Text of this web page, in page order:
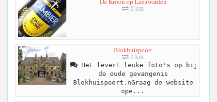
2 km
Blokhuispoort
3 km
Het levert leuke foto's op bij
de oude gevangenis
Blokhuispoort.nGraag de website
ope...